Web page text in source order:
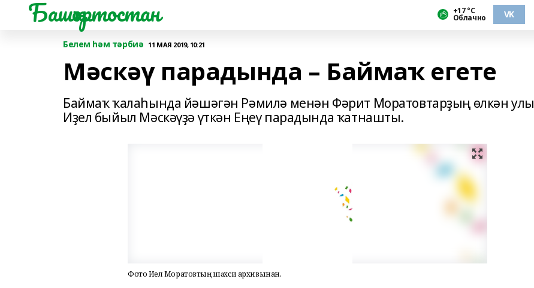
Башҡортостан +17 °С
Облачно VK
Белем һәм тәрбиә 11 МАЯ 2019, 10:21
Мәскәү парадында – Баймаҡ егете
Баймаҡ ҡалаһында йәшәгән Рәмилә менән Фәрит Моратовтарҙың өлкән улы
Иҙел быйыл Мәскәүҙә үткән Еңеү парадында ҡатнашты.
Фото Иҙел Моратовтың шәхси архивынан.